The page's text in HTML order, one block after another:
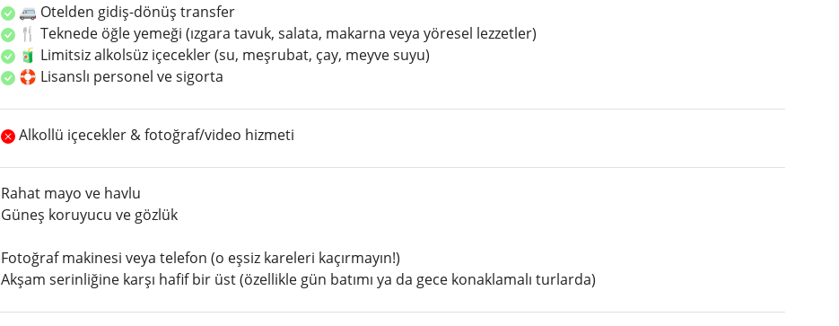
🚐 Otelden gidiş-dönüş transfer
🍴 Teknede öğle yemeği (ızgara tavuk, salata, makarna veya yöresel lezzetler)
🧃 Limitsiz alkolsüz içecekler (su, meşrubat, çay, meyve suyu)
🛟 Lisanslı personel ve sigorta
Alkollü içecekler & fotoğraf/video hizmeti
Rahat mayo ve havlu
Güneş koruyucu ve gözlük
Fotoğraf makinesi veya telefon (o eşsiz kareleri kaçırmayın!)
Akşam serinliğine karşı hafif bir üst (özellikle gün batımı ya da gece konaklamalı turlarda)